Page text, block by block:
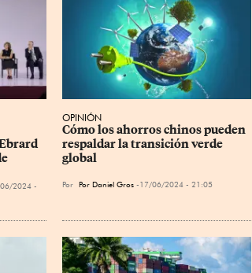
2024 -
OPINIÓN
Cómo los ahorros chinos pueden
respaldar la transición verde
global
Por Por Daniel Gros 17/06/2024 - 21:05